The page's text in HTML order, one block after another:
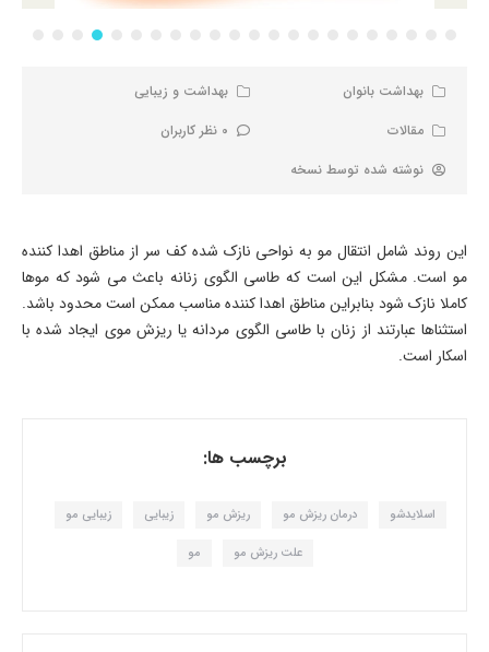
بهداشت بانوان
بهداشت و زیبایی
مقالات
0 نظر کاربران
نوشته شده توسط نسخه
این روند شامل انتقال مو به نواحی نازک شده کف سر از مناطق اهدا کننده
مو است. مشکل این است که طاسی الگوی زنانه باعث می شود که موها
کاملا نازک شود بنابراین مناطق اهدا کننده مناسب ممکن است محدود باشد.
استثناها عبارتند از زنان با طاسی الگوی مردانه یا ریزش موی ایجاد شده با
اسکار است.
برچسب ها:
اسلایدشو درمان ریزش مو ریزش مو زیبایی زیبایی مو
علت ریزش مو مو